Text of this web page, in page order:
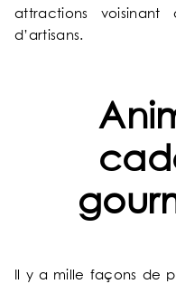
SITUATION
attractions
d’artisans.
Il y a mille façons de